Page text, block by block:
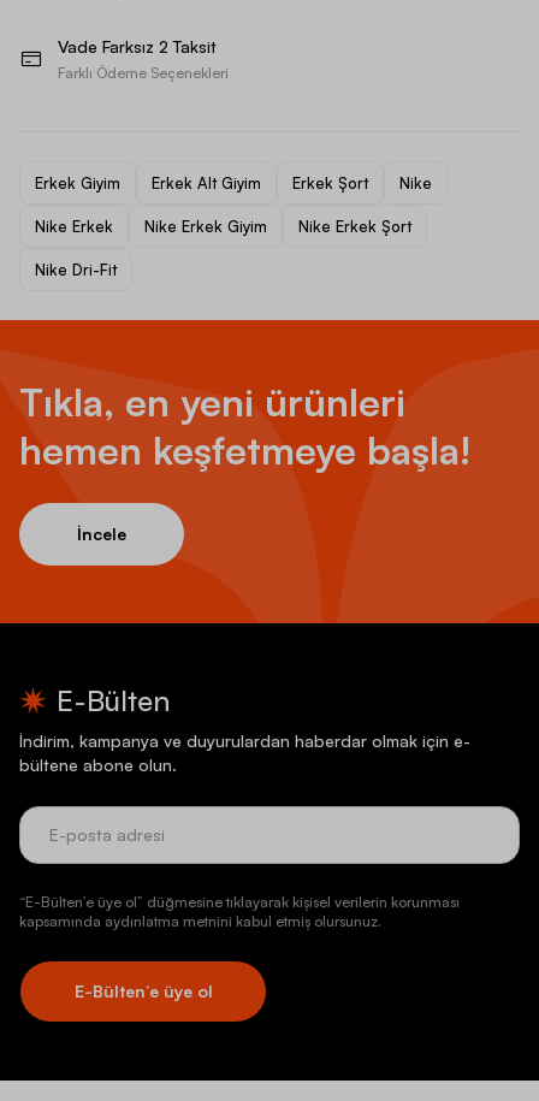
Vade Farksız 2 Taksit
Farklı Ödeme Seçenekleri
Erkek Giyim Erkek Alt Giyim Erkek Şort Nike
Nike Erkek Nike Erkek Giyim Nike Erkek Şort
Nike Dri-Fit
Tıkla, en yeni ürünleri
hemen keşfetmeye başla!
İncele
E-Bülten
İndirim, kampanya ve duyurulardan haberdar olmak için e-
bültene abone olun.
“E-Bülten’e üye ol” düğmesine tıklayarak kişisel verilerin korunması
kapsamında aydınlatma metnini kabul etmiş olursunuz.
E-Bülten’e üye ol